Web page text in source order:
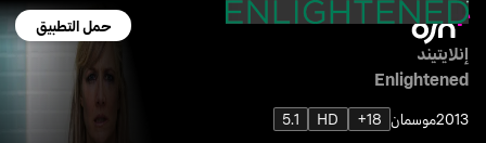
حمل التطبيق
إنلايتيند
Enlightened
2013موسمان 18+
HD
5.1